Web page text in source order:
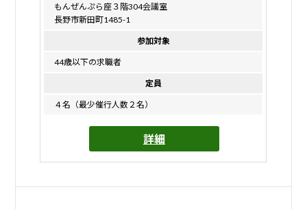
もんぜんぷら座３階304会議室
長野市新田町1485-1
参加対象
44歳以下の求職者
定員
４名（最少催行人数２名）
詳細